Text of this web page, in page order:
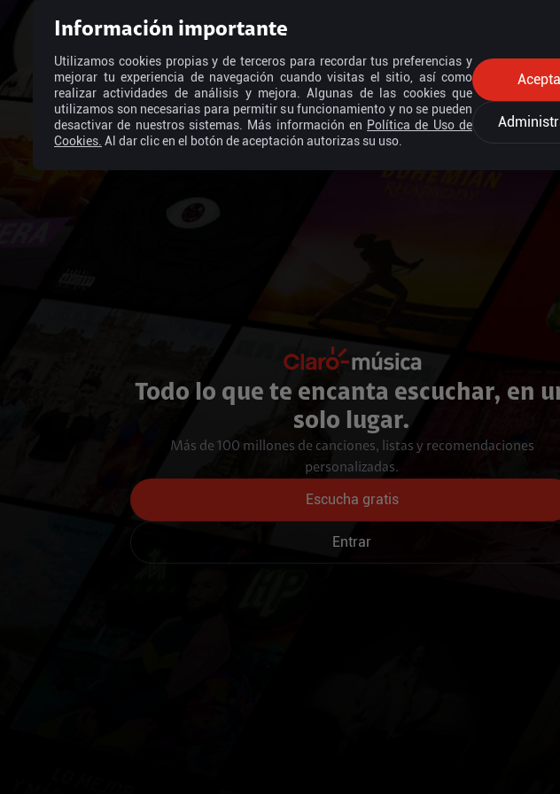
Todo lo que te encanta escuchar, en
solo lugar.
Más de 100 millones de canciones, listas y recomendaciones
personalizadas.
Escucha gratis
Entrar
Información importante
Utilizamos cookies propias y de terceros para recordar tus preferencias y
mejorar tu experiencia de navegación cuando visitas el sitio, así como
realizar actividades de análisis y mejora. Algunas de las cookies que
utilizamos son necesarias para permitir su funcionamiento y no se pueden
desactivar de nuestros sistemas. Más información en Política de Uso de
Cookies. Al dar clic en el botón de aceptación autorizas su uso.